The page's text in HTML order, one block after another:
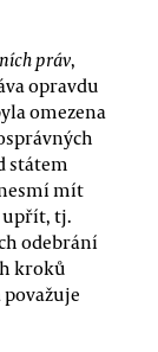
práv,
opravdu
omezena
státem
mít
upřít, tj.
odebrání
kroků